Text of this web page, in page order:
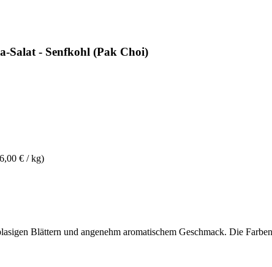
Salat - Senfkohl (Pak Choi)
€ / kg)
Blättern und angenehm aromatischem Geschmack. Die